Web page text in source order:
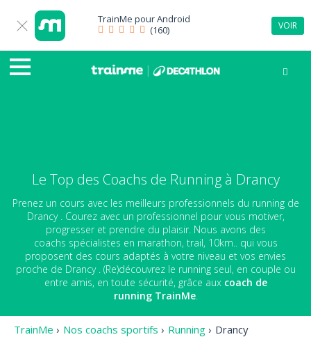
TrainMe pourAndroid
(160)
VOIR
Le Top des Coachs de Running à Drancy
Prenez un cours avec les meilleurs professionnels du running de
Drancy . Courez avec un professionnel pour vous motiver,
progresser et prendre du plaisir. Nous avons des
coachs spécialistes en marathon, trail, 10km.. qui vous
proposent des cours adaptés à votre niveau et vos envies
proche de Drancy . (Re)découvrez le running seul, en couple ou
entre amis, en toute sécurité, grâce aux coach de
running TrainMe.
TrainMe › Nos coachs sportifs › Running › Drancy